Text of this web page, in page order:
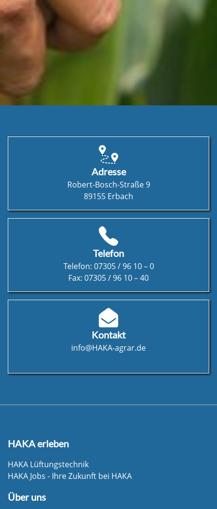
Adresse
Robert-Bosch-Straße 9
89155 Erbach
Telefon
Telefon: 07305 / 96 10 – 0
Fax: 07305 / 96 10 – 40
Kontakt
info@HAKA-agrar.de
HAKA erleben
HAKA Lüftungstechnik
HAKA Jobs - Ihre Zukunft bei HAKA
Über uns